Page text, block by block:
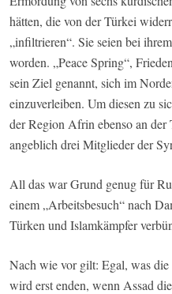
hätten, die von der Türkei
„infiltrieren“. Sie seien bei
worden. „Peace Spring“,
sein Ziel genannt, sich im
einzuverleiben. Um diesen zu
der Region Afrin ebenso an
angeblich drei Mitglieder der
All das war Grund genug für
einem „Arbeitsbesuch“ nach
Türken und Islamkämpfer
Nach wie vor gilt: Egal, was
wird erst enden, wenn Assad